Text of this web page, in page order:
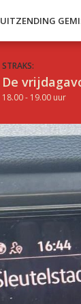
UITZENDING
STRAKS:
De
18.00 - 19.00 uur